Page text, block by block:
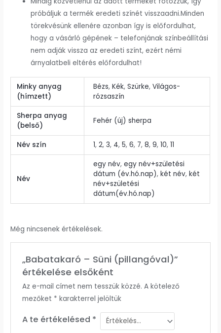
próbáljuk a termék eredeti színét visszaadni.Minden
törekvésünk ellenére azonban így is előfordulhat,
hogy a vásárló gépének – telefonjának színbeállítási
nem adják vissza az eredeti színt, ezért némi
árnyalatbeli eltérés előfordulhat!
Minky anyag
(hímzett)
Bézs,Kék,Szürke,Világos-
rózsaszín
Sherpa anyag
(belső)
Fehér (új) sherpa
Név szín 1,2,3, 4,5,6, 7,8,9,10,11
Név
egy név,egy név+születési
dátum (év.hó.nap),két név,két
név+születési
dátum(év.hó.nap)
Még nincsenek értékelések.
„Babatakaró – Süni (pillangóval)”
értékelése elsőként
Az e-mail címet nem tesszük közzé. A kötelező
mezőket * karakterrel jelöltük
A te értékelésed *